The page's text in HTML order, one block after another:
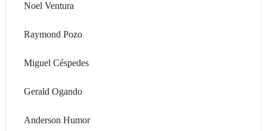
Noel Ventura
Raymond Pozo
Miguel Céspedes
Gerald Ogando
Anderson Humor